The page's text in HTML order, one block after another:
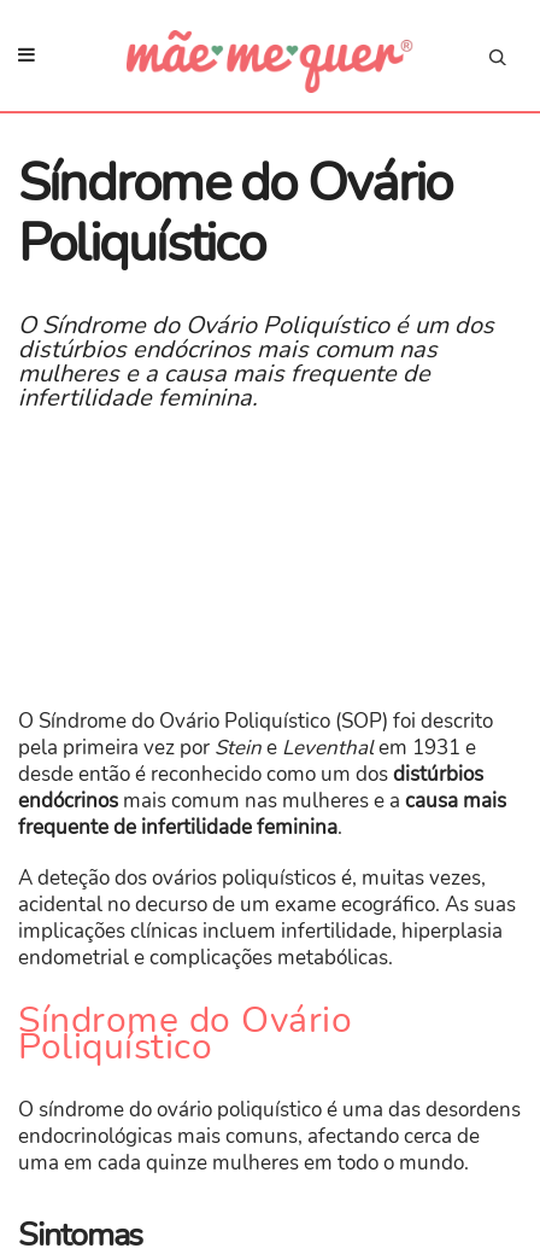
Síndrome do Ovário
Poliquístico
O Síndrome do Ovário Poliquístico é um dos
distúrbios endócrinos mais comum nas
mulheres e a causa mais frequente de
infertilidade feminina.
O Síndrome do Ovário Poliquístico (SOP) foi descrito
pela primeira vez por Steine Leventhalem 1931 e
desde então é reconhecido como um dosdistúrbios
endócrinos mais comum nas mulheres e a causa mais
frequente de infertilidade feminina.
A deteção dos ovários poliquísticos é, muitas vezes,
acidental no decurso de um exame ecográfico. As suas
implicações clínicas incluem infertilidade, hiperplasia
endometrial e complicações metabólicas.
Síndrome do Ovário
Poliquístico
O síndrome do ovário poliquístico é uma das desordens
endocrinológicas mais comuns, afectando cerca de
uma em cada quinze mulheres em todo o mundo.
Sintomas